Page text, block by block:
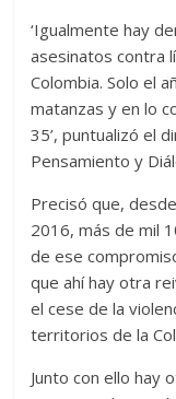
‘Igualmente hay
asesinatos contra
Colombia. Solo el
matanzas y en lo
35’, puntualizó el
Pensamiento y
Precisó que,
2016, más de mil
de ese
que ahí hay otra
el cese de la
territorios de la
Junto con ello hay